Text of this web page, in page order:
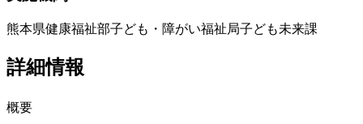
熊本県健康福祉部子ども・障がい福祉局子ども未来課
詳細情報
概要